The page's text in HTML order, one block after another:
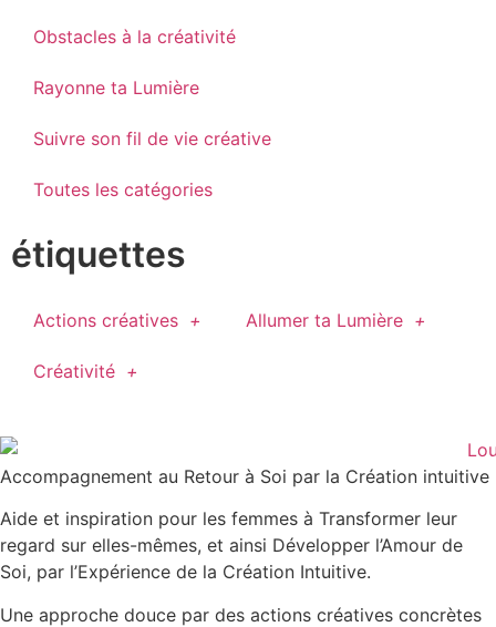
Obstacles à la créativité
Rayonne ta Lumière
Suivre son fil de vie créative
Toutes les catégories
étiquettes
Actions créatives Allumer ta Lumière
Créativité
Accompagnement au Retour à Soi par la Création intuitive
Aide et inspiration pour les femmes à Transformer leur
regard sur elles-mêmes, et ainsi Développer l’Amour de
Soi, par l’Expérience de la Création Intuitive.
Une approche douce par des actions créatives concrètes